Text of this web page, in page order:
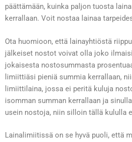
päättämään, kuinka paljon tuosta
kerrallaan. Voit nostaa lainaa
Ota huomioon, että lainayhtiöstä
jälkeiset nostot voivat olla joko
jokaisesta nostosummasta
limiittiäsi pieniä summia kerrallaan,
limiittilaina, jossa ei peritä kuluja
isomman summan kerrallaan ja
usein nostoja, niin silloin tällä kululla
Lainalimiitissä on se hyvä puoli, että